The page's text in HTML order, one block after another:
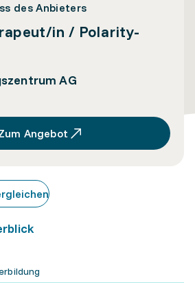
des Anbieters
in / Polarity-
AG
Angebot